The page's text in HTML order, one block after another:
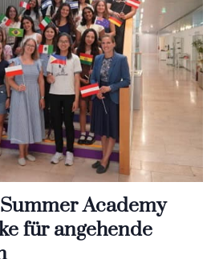
Academy
für angehende